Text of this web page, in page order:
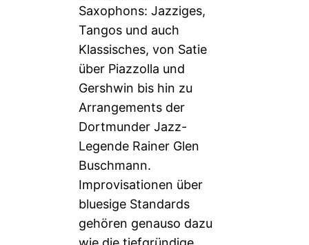
Saxophons: Jazziges,
Tangos und auch
Klassisches, von Satie
über Piazzolla und
Gershwin bis hin zu
Arrangements der
Dortmunder Jazz-
Legende Rainer Glen
Buschmann.
Improvisationen über
bluesige Standards
gehören genauso dazu